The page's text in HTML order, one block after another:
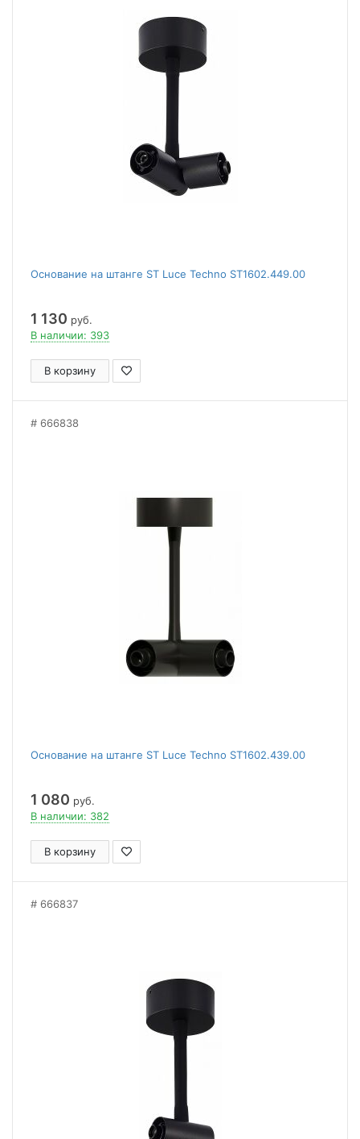
Основание на штанге ST Luce Techno ST1602.449.00
1 130 руб.
В наличии: 393
В корзину
666838
Основание на штанге ST Luce Techno ST1602.439.00
1 080 руб.
В наличии: 382
В корзину
666837